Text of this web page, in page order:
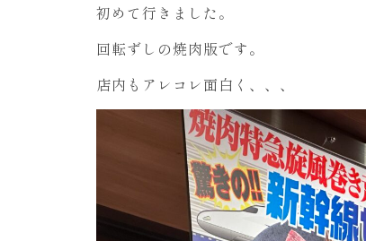
初めて行きました。
回転ずしの焼肉版です。
店内もアレコレ面白く、、、